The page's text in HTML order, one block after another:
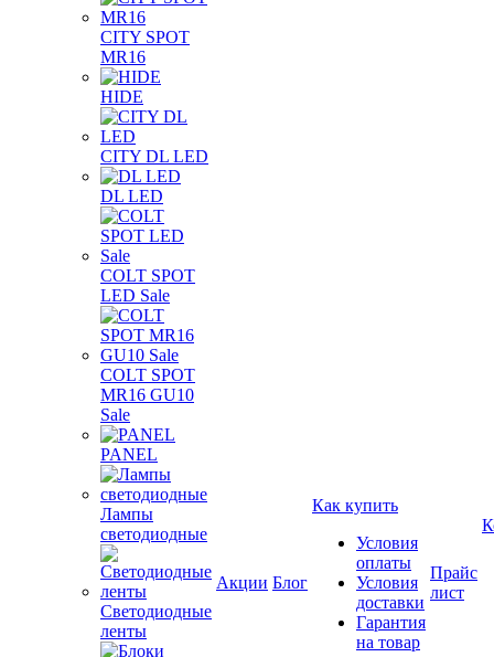
CITY SPOT
MR16
HIDE
CITY DL LED
DL LED
COLT SPOT
LED Sale
COLT SPOT
MR16 GU10
Sale
PANEL
Лампы
светодиодные
Светодиодные
ленты
Акции Блог
Как купить
Условия
оплаты
Условия
доставки
Гарантия
на товар
Прайс
лист